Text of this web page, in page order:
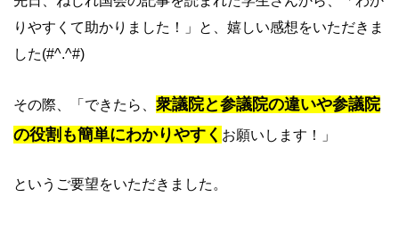
りやすくて助かりました！」と、嬉しい感想をいただきま
した(#^.^#)
その際、「できたら、 衆議院と参議院の違いや参議院
の役割も簡単にわかりやすく お願いします！」
というご要望をいただきました。